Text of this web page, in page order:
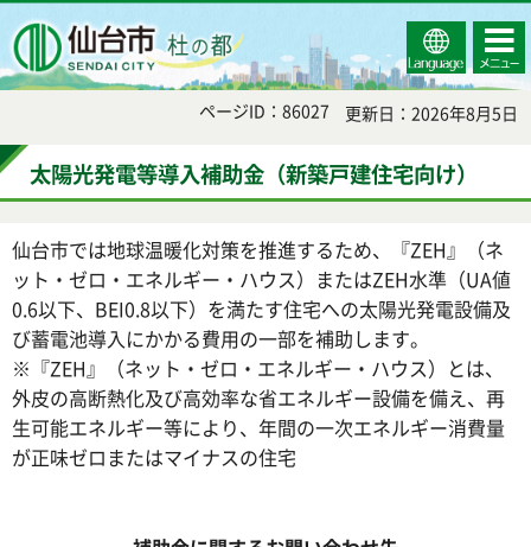
Select
Language
コンテ
ンツメ
ニュー
ページID：86027 更新日：2026年8月5日
太陽光発電等導入補助金（新築戸建住宅向け）
仙台市では地球温暖化対策を推進するため、『ZEH』（ネ
ット・ゼロ・エネルギー・ハウス）またはZEH水準（UA値
0.6以下、BEI0.8以下）を満たす住宅への太陽光発電設備及
び蓄電池導入にかかる費用の一部を補助します。
※『ZEH』（ネット・ゼロ・エネルギー・ハウス）とは、
外皮の高断熱化及び高効率な省エネルギー設備を備え、再
生可能エネルギー等により、年間の一次エネルギー消費量
が正味ゼロまたはマイナスの住宅